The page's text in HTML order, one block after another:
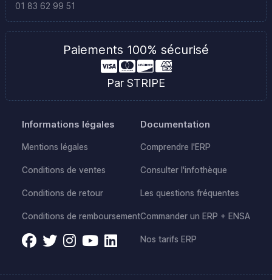
01 83 62 99 51
Paiements 100% sécurisé
Par STRIPE
Informations légales
Mentions légales
Conditions de ventes
Conditions de retour
Conditions de remboursement
Documentation
Comprendre l'ERP
Consulter l'infothèque
Les questions fréquentes
Commander un ERP + ENSA
Nos tarifs ERP